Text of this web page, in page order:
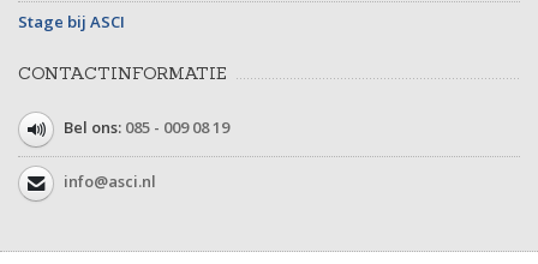
Stage bij ASCI
CONTACTINFORMATIE
Bel ons: 085 - 009 08 19
info@asci.nl